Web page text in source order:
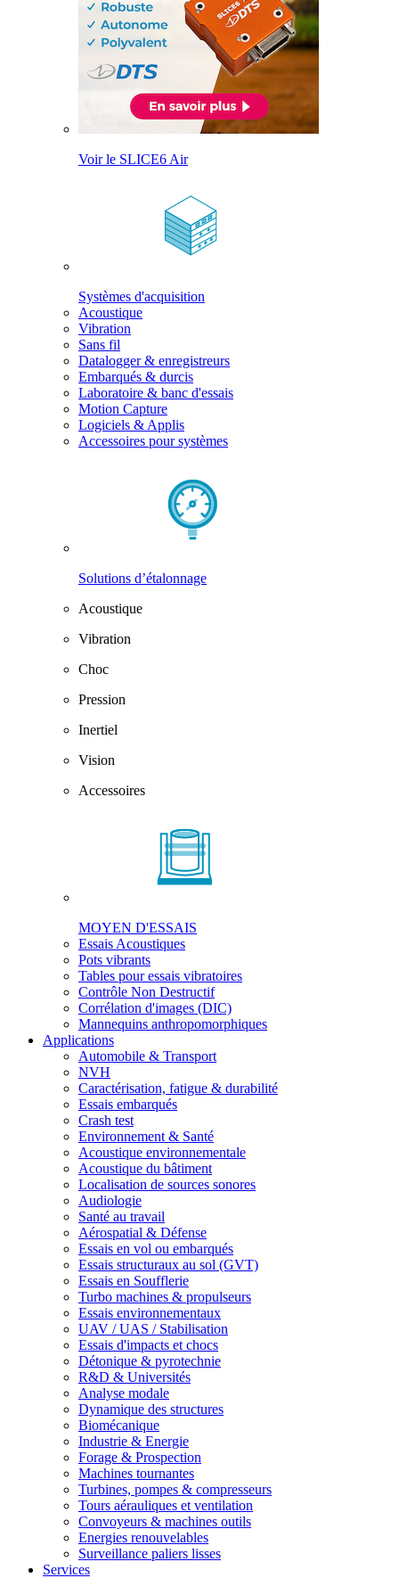
Voir le SLICE6 Air
Systèmes d'acquisition
Acoustique
Vibration
Sans fil
Datalogger & enregistreurs
Embarqués & durcis
Laboratoire & banc d'essais
Motion Capture
Logiciels & Applis
Accessoires pour systèmes
Solutions d’étalonnage
Acoustique
Vibration
Choc
Pression
Inertiel
Vision
Accessoires
MOYEN D'ESSAIS
Essais Acoustiques
Pots vibrants
Tables pour essais vibratoires
Contrôle Non Destructif
Corrélation d'images (DIC)
Mannequins anthropomorphiques
Applications
Automobile & Transport
NVH
Caractérisation, fatigue & durabilité
Essais embarqués
Crash test
Environnement & Santé
Acoustique environnementale
Acoustique du bâtiment
Localisation de sources sonores
Audiologie
Santé au travail
Aérospatial & Défense
Essais en vol ou embarqués
Essais structuraux au sol (GVT)
Essais en Soufflerie
Turbo machines & propulseurs
Essais environnementaux
UAV / UAS / Stabilisation
Essais d'impacts et chocs
Détonique & pyrotechnie
R&D & Universités
Analyse modale
Dynamique des structures
Biomécanique
Industrie & Energie
Forage & Prospection
Machines tournantes
Turbines, pompes & compresseurs
Tours aérauliques et ventilation
Convoyeurs & machines outils
Energies renouvelables
Surveillance paliers lisses
Services